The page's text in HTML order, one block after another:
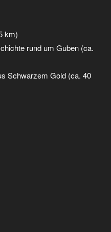
km)
rund um Guben (ca.
Schwarzem Gold (ca. 40